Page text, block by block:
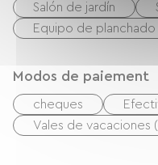
Salón de jardín
Equipo de planchado
Modos de paiement
cheques
Vales de vacaciones